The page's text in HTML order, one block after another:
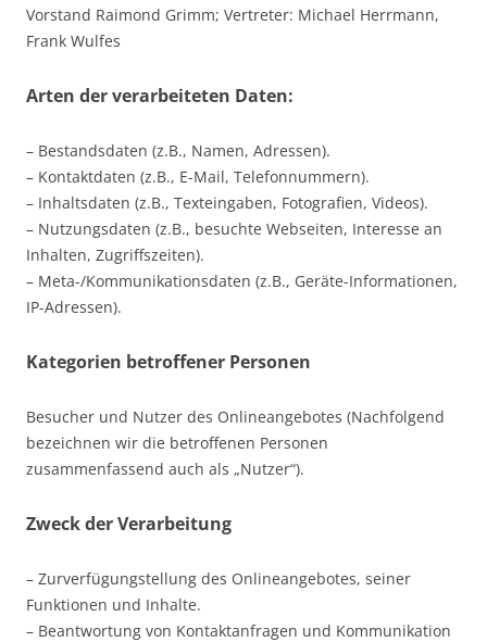
Vorstand Raimond Grimm; Vertreter: Michael Herrmann,
Frank Wulfes
Arten der verarbeiteten Daten:
– Bestandsdaten (z.B., Namen, Adressen).
– Kontaktdaten (z.B., E-Mail, Telefonnummern).
– Inhaltsdaten (z.B., Texteingaben, Fotografien, Videos).
– Nutzungsdaten (z.B., besuchte Webseiten, Interesse an
Inhalten, Zugriffszeiten).
– Meta-/Kommunikationsdaten (z.B., Geräte-Informationen,
IP-Adressen).
Kategorien betroffener Personen
Besucher und Nutzer des Onlineangebotes (Nachfolgend
bezeichnen wir die betroffenen Personen
zusammenfassend auch als „Nutzer“).
Zweck der Verarbeitung
– Zurverfügungstellung des Onlineangebotes, seiner
Funktionen und Inhalte.
– Beantwortung von Kontaktanfragen und Kommunikation